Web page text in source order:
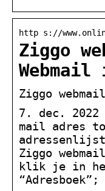
http s://
Ziggo
Webmail
Ziggo
7. dec. 2022
mail adres
Ziggo
klik je in het
“Adresboek”;